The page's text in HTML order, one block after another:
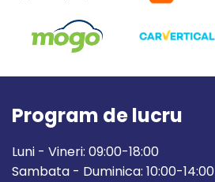
Program de lucru
Luni - Vineri: 09:00-18:00
Sambata - Duminica: 10:00-14:00